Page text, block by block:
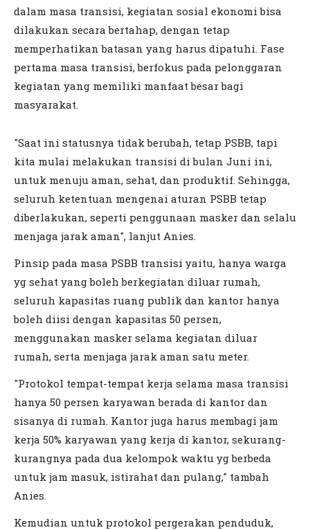
dalam masa transisi, kegiatan sosial ekonomi bisa
dilakukan secara bertahap, dengan tetap
memperhatikan batasan yang harus dipatuhi. Fase
pertama masa transisi, berfokus pada pelonggaran
kegiatan yang memiliki manfaat besar bagi
masyarakat.
"Saat ini statusnya tidak berubah, tetap PSBB, tapi
kita mulai melakukan transisi di bulan Juni ini,
untuk menuju aman, sehat, dan produktif. Sehingga,
seluruh ketentuan mengenai aturan PSBB tetap
diberlakukan, seperti penggunaan masker dan selalu
menjaga jarak aman", lanjut Anies.
Pinsip pada masa PSBB transisi yaitu, hanya warga
yg sehat yang boleh berkegiatan diluar rumah,
seluruh kapasitas ruang publik dan kantor hanya
boleh diisi dengan kapasitas 50 persen,
menggunakan masker selama kegiatan diluar
rumah, serta menjaga jarak aman satu meter.
"Protokol tempat-tempat kerja selama masa transisi
hanya 50 persen karyawan berada di kantor dan
sisanya di rumah. Kantor juga harus membagi jam
kerja 50% karyawan yang kerja di kantor, sekurang-
kurangnya pada dua kelompok waktu yg berbeda
untuk jam masuk, istirahat dan pulang," tambah
Anies.
Kemudian untuk protokol pergerakan penduduk,